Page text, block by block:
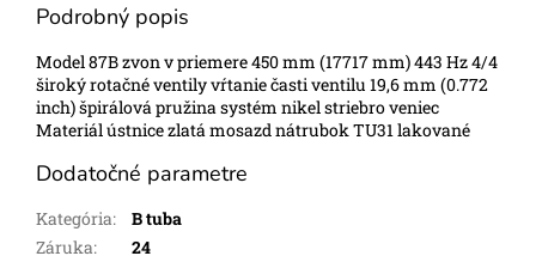
Podrobný popis
Model 87B zvon v priemere 450 mm (17717 mm) 443 Hz 4/4
široký rotačné ventily vŕtanie časti ventilu 19,6 mm (0.772
inch) špirálová pružina systém nikel striebro veniec
Materiál ústnice zlatá mosazd nátrubok TU31 lakované
Dodatočné parametre
Kategória:
B tuba
Záruka:
24